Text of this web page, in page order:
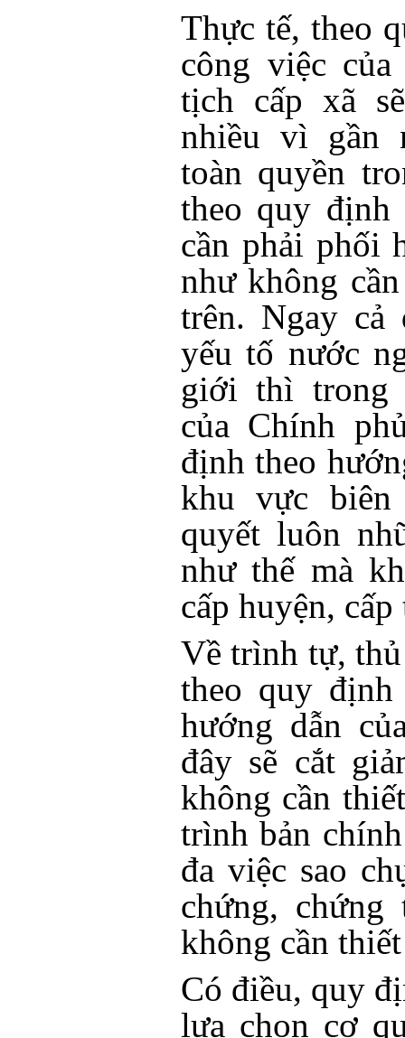
Thực tế, theo
công việc
tịch cấp xã
nhiều vì gần
toàn quyền
theo quy định
cần phải phối
như không
trên. Ngay
yếu tố nước
giới thì trong
của Chính
định theo
khu vực
quyết luôn
như thế mà
cấp huyện,
Về trình tự,
theo quy
hướng dẫn
đây sẽ cắt
không cần
trình bản
đa việc sao
chứng,
không cần
Có điều, quy
lựa chọn cơ